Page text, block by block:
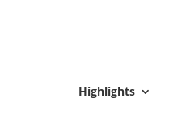
Highlights